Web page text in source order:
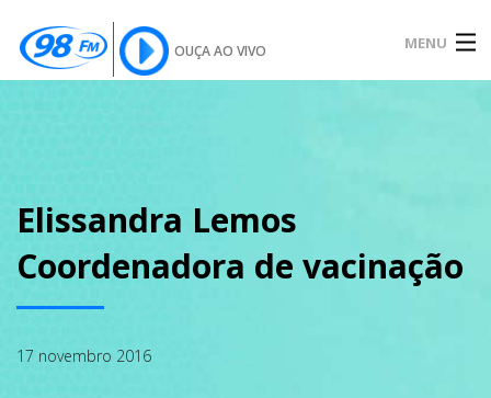
OUÇA AO VIVO MENU
SOBRE
Elissandra Lemos
Coordenadora de vacinação
17 novembro 2016